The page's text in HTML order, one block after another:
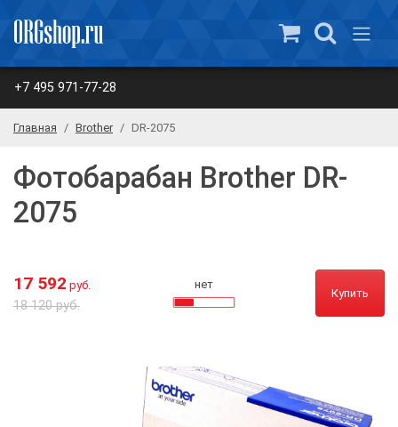
+7 495 971-77-28
Главная Brother DR-2075
Фотобарабан Brother DR-
2075
17 592 руб.
18 120 руб.
нет
Купить